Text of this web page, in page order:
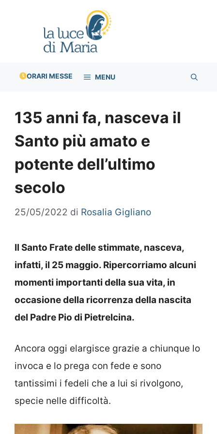
ORARI MESSE MENU
135 anni fa, nasceva il
Santo più amato e
potente dell’ultimo
secolo
25/05/2022 di Rosalia Gigliano
Il Santo Frate delle stimmate, nasceva,
infatti, il 25 maggio. Ripercorriamo alcuni
momenti importanti della sua vita, in
occasione della ricorrenza della nascita
del Padre Pio di Pietrelcina.
Ancora oggi elargisce grazie a chiunque lo
invoca e lo prega con fede e sono
tantissimi i fedeli che a lui si rivolgono,
specie nelle difficoltà.